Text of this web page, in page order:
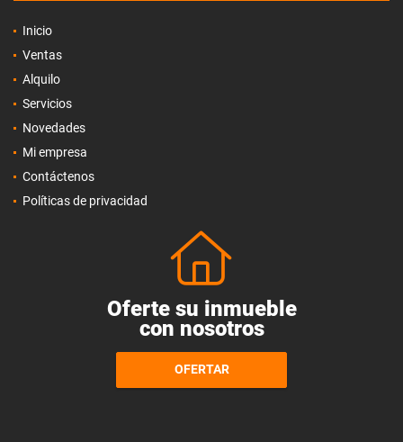
Inicio
Ventas
Alquilo
Servicios
Novedades
Mi empresa
Contáctenos
Políticas de privacidad
Oferte su inmueble
con nosotros
OFERTAR